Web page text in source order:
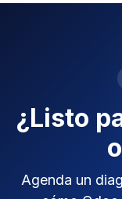
¿Listo
Agenda un